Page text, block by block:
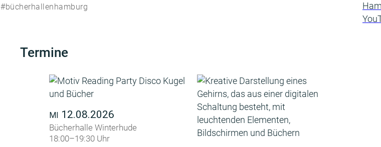
#bücherhallenhamburg
Termine
MI 12.08.2026
Bücherhalle Winterhude
18:00–19:30 Uhr